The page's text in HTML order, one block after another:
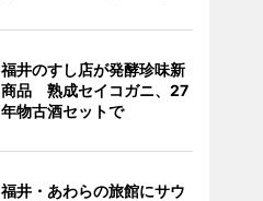
福井のすし店が発酵珍味新
商品 熟成セイコガニ、27
年物古酒セットで
福井・あわらの旅館にサウ